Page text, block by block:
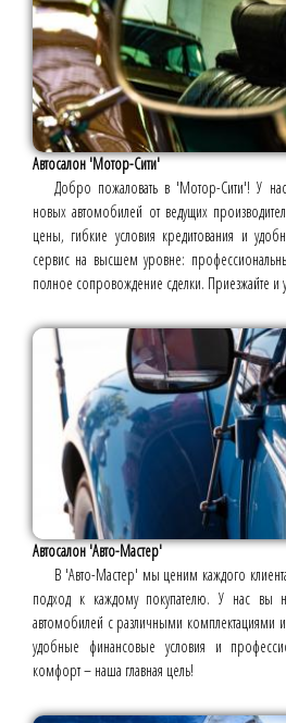
Автосалон 'Мотор-Сити'
Добро пожаловать в 'Мотор-Сити'! У
новых автомобилей от ведущих
цены, гибкие условия кредитования и
сервис на высшем уровне:
полное сопровождение сделки. Приезжайте и
Автосалон 'Авто-Мастер'
В 'Авто-Мастер' мы ценим каждого
подход к каждому покупателю. У нас вы
автомобилей с различными комплектациями
удобные финансовые условия и
комфорт – наша главная цель!